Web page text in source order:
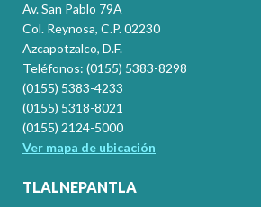
Av. San Pablo 79A
Col. Reynosa, C.P. 02230
Azcapotzalco, D.F.
Teléfonos: (0155) 5383-8298
(0155) 5383-4233
(0155) 5318-8021
(0155) 2124-5000
Ver mapa de ubicación
TLALNEPANTLA